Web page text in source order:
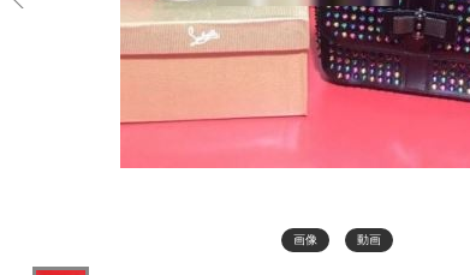
画像 動画